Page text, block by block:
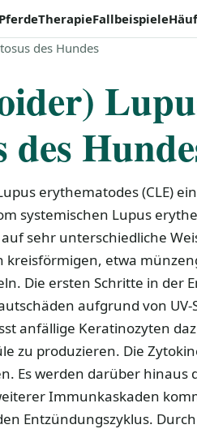
PferdeTherapieFallbeispiele
des Hundes
erythematodes (CLE)
systemischen Lupus
sehr unterschiedliche
kreisförmigen, etwa
Die ersten Schritte in der
aufgrund von
anfällige Keratinozyten
zu produzieren. Die
Es werden darüber hinaus
Immunkaskaden
Entzündungszyklus.